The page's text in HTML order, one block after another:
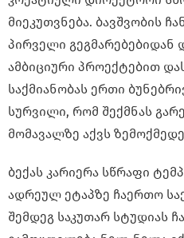
მიეკუთვნება. ბავშვობის
პირველი
ამბიციური პროექტებით
საქმიანობას ერთი
სურვილი, რომ შექმნას
მომავალზე აქვს
ბექას კარიერა სწრაფი
ადრეულ ეტაპზე ჩაერთო
შემდეგ საკუთარ სტუდიას